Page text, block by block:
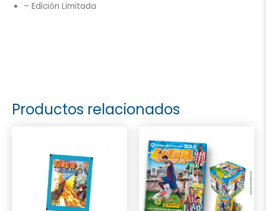
– Edición Limitada
Productos relacionados